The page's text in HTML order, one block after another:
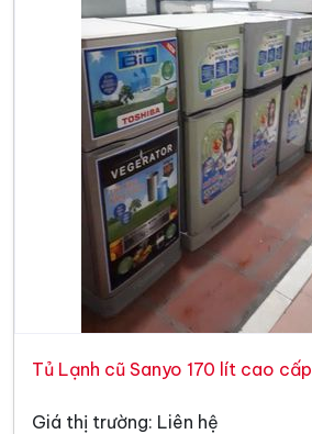
Tủ Lạnh cũ Sanyo 170 lít cao cấp
Giá thị trường: Liên hệ